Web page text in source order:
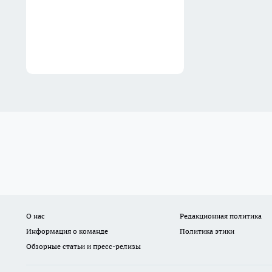
О нас Редакционная политика
Информация о команде
Политика этики
Обзорные статьи и пресс-релизы